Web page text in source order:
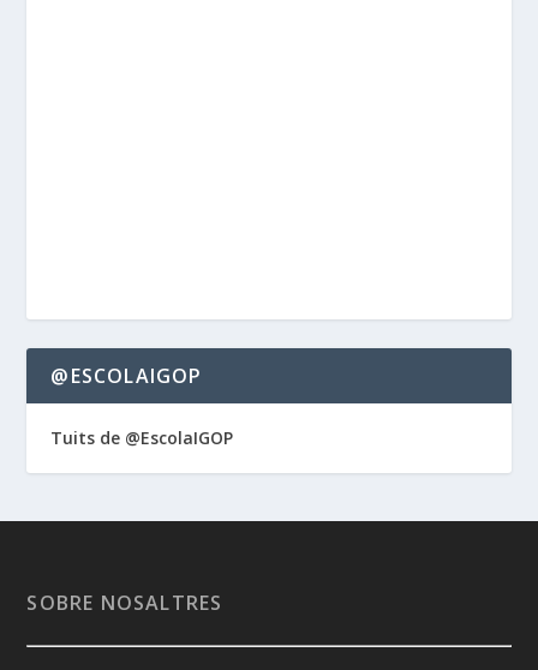
@ESCOLAIGOP
Tuits de @EscolaIGOP
SOBRE NOSALTRES